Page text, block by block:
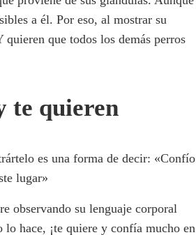
a él. Por eso, al mostrar su
que todos los demás perros
te quieren
es una forma de decir: «Confío
lugar»
observando su lenguaje corporal
hace, ¡te quiere y confía mucho en